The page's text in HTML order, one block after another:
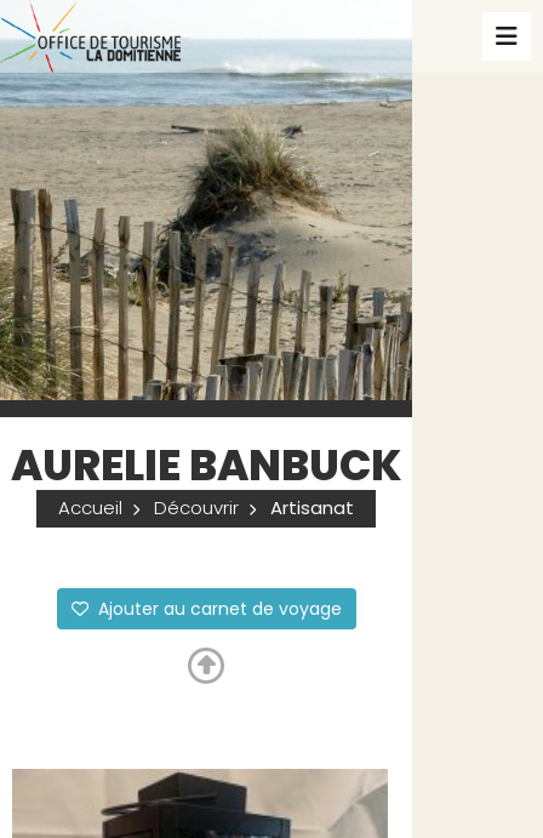
AURELIE BANBUCK
Accueil Découvrir Artisanat
Ajouter au carnet de voyage